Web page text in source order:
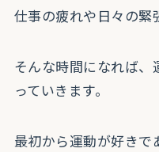
仕事の疲れや日々の緊
そんな時間になれば
っていきます。
最初から運動が好きで